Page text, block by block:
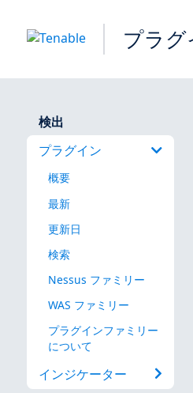
プラグ
検出
プラグイン
概要
最新
更新日
検索
Nessus ファミリー
WAS ファミリー
プラグインファミリー
について
インジケーター